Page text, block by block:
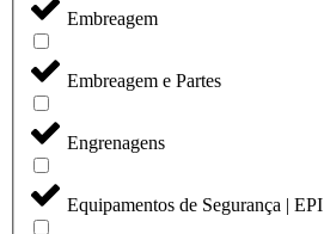
Embreagem
Embreagem e Partes
Engrenagens
Equipamentos de Segurança | EPI